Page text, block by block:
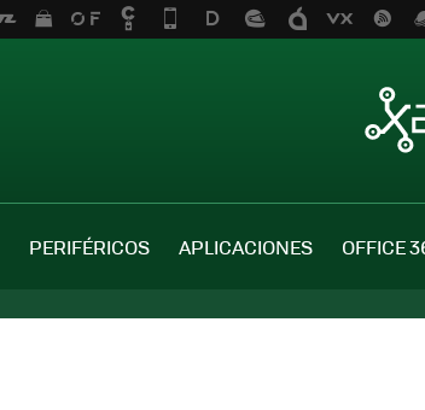
PERIFÉRICOS APLICACIONES OFFICE